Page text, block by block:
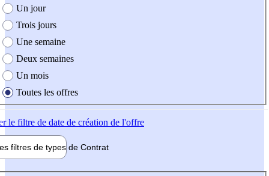
création de l'offre
Un jour
Trois jours
Une semaine
Deux semaines
Un mois
Toutes les offres
le filtre de date de création de l'offre
filtres de types de Contrat